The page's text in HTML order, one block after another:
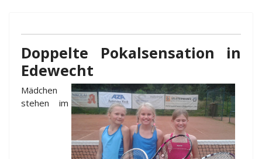
Doppelte Pokalsensation in
Edewecht
Mädchen
stehen im